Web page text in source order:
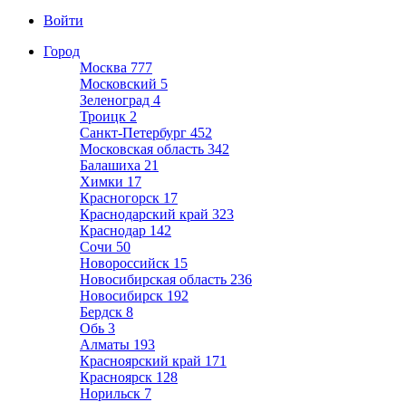
Войти
Город
Москва 777
Московский 5
Зеленоград 4
Троицк 2
Санкт-Петербург 452
Московская область 342
Балашиха 21
Химки 17
Красногорск 17
Краснодарский край 323
Краснодар 142
Сочи 50
Новороссийск 15
Новосибирская область 236
Новосибирск 192
Бердск 8
Обь 3
Алматы 193
Красноярский край 171
Красноярск 128
Норильск 7